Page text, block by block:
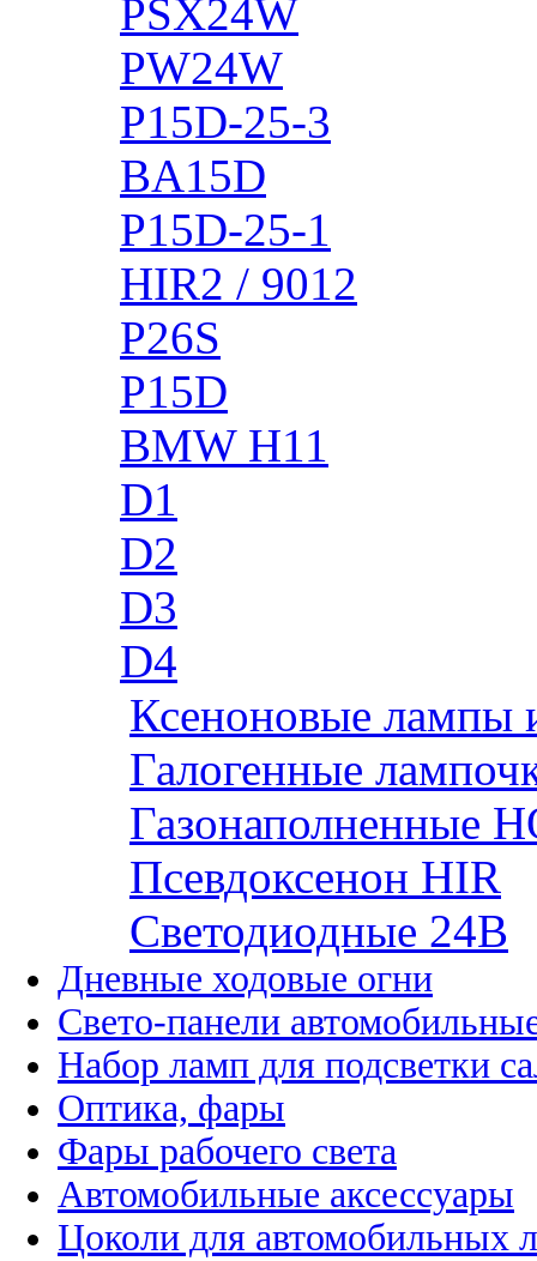
PSX24W
PW24W
P15D-25-3
BA15D
P15D-25-1
HIR2 / 9012
P26S
P15D
BMW H11
D1
D2
D3
D4
Ксеноновые лампы
Галогенные
Газонаполненные
Псевдоксенон HIR
Cветодиодные 24B
Дневные ходовые огни
Свето-панели
Набор ламп для подсветки
Оптика, фары
Фары рабочего света
Автомобильные аксессуары
Цоколи для автомобильных